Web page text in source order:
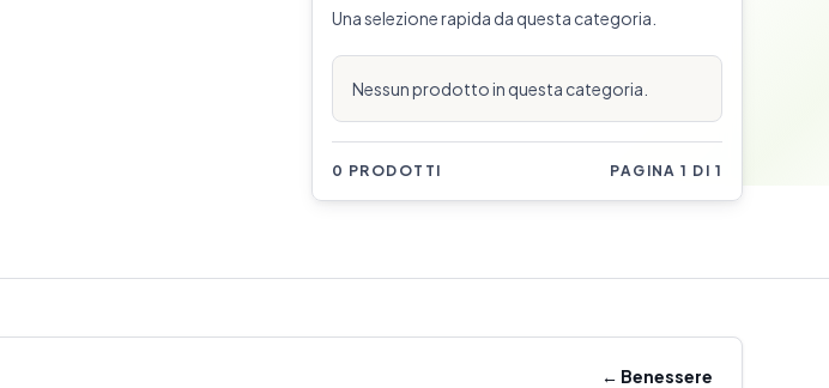
Una selezione rapida da questa categoria.
Nessun prodotto in questa categoria.
0 PRODOTTI PAGINA 1 DI 1
← Benessere